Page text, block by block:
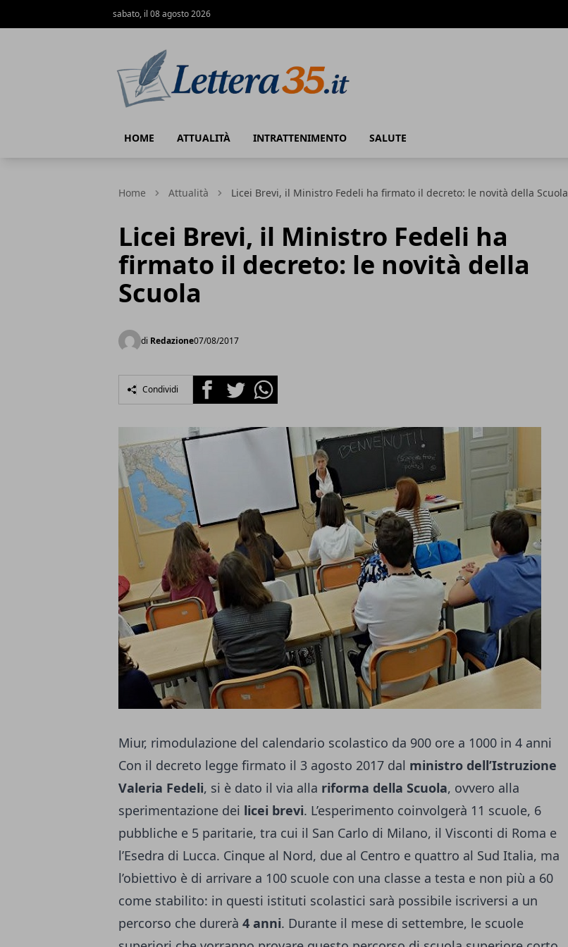
sabato, il 08 agosto 2026
HOME ATTUALITÀ INTRATTENIMENTO SALUTE
Home Attualità Licei Brevi, il Ministro Fedeli ha firmato il decreto: le novità della Scuola
Licei Brevi, il Ministro Fedeli ha
firmato il decreto: le novità della
Scuola
di Redazione07/08/2017
Condividi FacebookTwitterWhatsapp
Miur, rimodulazione del calendario scolastico da 900 ore a 1000 in 4 anni
Con il decreto legge firmato il 3 agosto 2017 dal ministro dell’Istruzione
Valeria Fedeli, si è dato il via alla riforma della Scuola, ovvero alla
sperimentazione dei licei brevi. L’esperimento coinvolgerà 11 scuole, 6
pubbliche e 5 paritarie, tra cui il San Carlo di Milano, il Visconti di Roma e
l’Esedra di Lucca. Cinque al Nord, due al Centro e quattro al Sud Italia, ma
l’obiettivo è di arrivare a 100 scuole con una classe a testa e non più a 60
come stabilito: in questi istituti scolastici sarà possibile iscriversi a un
percorso che durerà 4 anni. Durante il mese di settembre, le scuole